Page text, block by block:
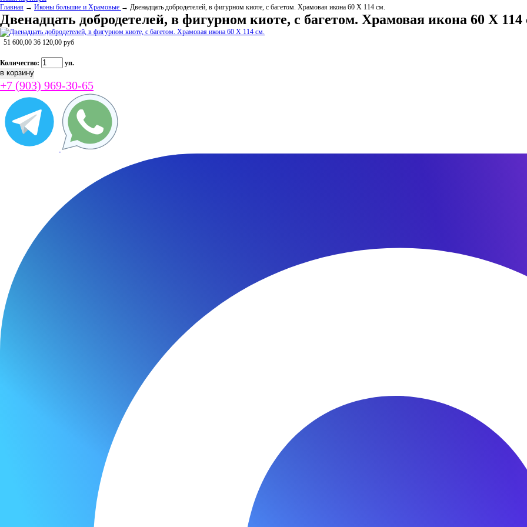
Главная → Иконы большие и Храмовые → Двенадцать добродетелей, в фигурном киоте, с багетом. Храмовая икона 60 Х 114 см.
Двенадцать добродетелей, в фигурном киоте, с багетом. Храмовая икона 60 Х 114
51 600,00 36 120,00 руб
Количество: уп.
+7 (903) 969-30-65